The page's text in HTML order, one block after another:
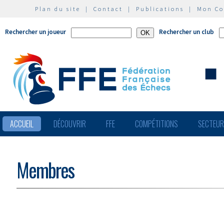
Plan du site | Contact | Publications | Mon
Rechercher un joueur Rechercher un club
ACCUEIL DÉCOUVRIR FFE COMPÉTITIONS
Membres